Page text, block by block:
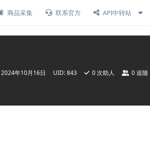
商品采集 联系官方 API中转站
2024年10月16日 UID:843 0 次助人 0追随